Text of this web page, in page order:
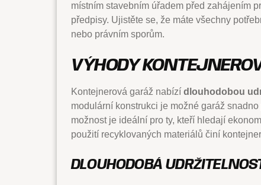
místním stavebním úřadem před zahájením
předpisy. Ujistěte se, že máte všechny
nebo právním sporům.
VÝHODY
Kontejnerová garáž nabízí dlouhodobou
modulární konstrukci je možné garáž
možnost je ideální pro ty, kteří hledají
použití recyklovaných materiálů činí
DLOUHODOBÁ